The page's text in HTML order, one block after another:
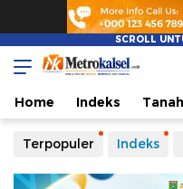
Metro Kalsel
Media Online
Home Indeks
Terpopuler Indeks